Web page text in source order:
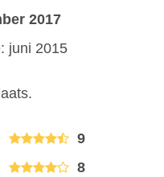
2017
juni 2015
9
8